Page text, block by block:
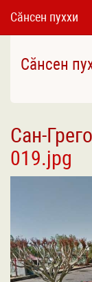
Сӑнсен пуххи
Сӑнсен
Cан-
019.jpg